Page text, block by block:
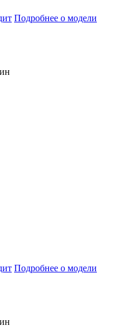
Подробнее о модели
Подробнее о модели